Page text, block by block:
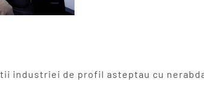
industriei de profil asteptau cu